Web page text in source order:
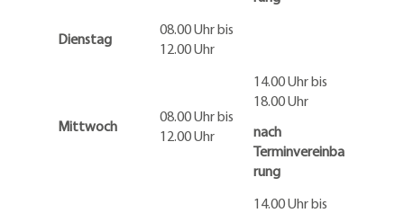
Dienstag
08.00 Uhr bis
12.00 Uhr
Mittwoch
08.00 Uhr bis
12.00 Uhr
14.00 Uhr bis
18.00 Uhr
nach
Terminvereinba
rung
14.00 Uhr bis